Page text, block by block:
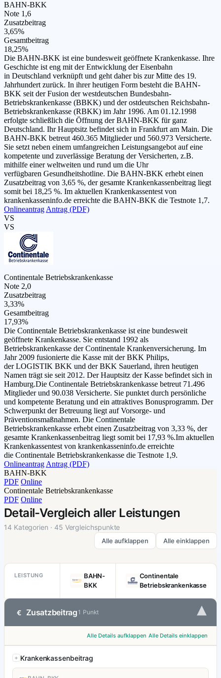
BAHN-BKK
Note 1,6
Zusatzbeitrag
3,65%
Gesamtbeitrag
18,25%
Die BAHN-BKK ist eine bundesweit geöffnete Krankenkasse. Ihre
Geschichte ist eng mit der Entwicklung der Eisenbahn
in Deutschland verknüpft und geht daher bis zur Mitte des 19.
Jahrhundert zurück. In ihrer heutigen Form besteht die BAHN-
BKK seit der Fusion der westdeutschen Bundesbahn-
Betriebskrankenkasse (BBKK) und der ostdeutschen Reichsbahn-
Betriebskrankenkasse (RBKK) im Jahr 1996. Am 01.12.1998
erfolgte schließlich die Öffnung der BAHN-BKK für ganz
Deutschland. Ihr Hauptsitz befindet sich in Frankfurt am Main. Die
BAHN-BKK betreut 460.365 Mitglieder und 560.973 Versicherte.
Sie setzt neben einem umfangreichen Leistungsangebot auf eine
kompetente und zuverlässige Beratung der Versicherten, z.B.
mithilfe einer weltweiten und rund um die Uhr
verfügbaren Gesundheitshotline. Die BAHN-BKK erhebt einen
Zusatzbeitrag von 3,65 %, der gesamte Krankenkassenbeitrag liegt
somit bei 18,25 %. Im aktuellen Krankenkassentest von
krankenkasseninfo.de erreichte die BAHN-BKK die Testnote 1,7.
Onlineantrag Antrag (PDF)
VS
VS
Continentale Betriebskrankenkasse
Note 2,0
Zusatzbeitrag
3,33%
Gesamtbeitrag
17,93%
Die Continentale Betriebskrankenkasse ist eine bundesweit
geöffnete Krankenkasse. Sie entstand 1992 als
Betriebskrankenkasse der Continentale Krankenversicherung. Im
Jahr 2009 fusionierte die Kasse mit der BKK Philips,
der LOGISTIK BKK und der BKK Sauerland, ihren heutigen
Namen trägt sie seit 2012. Der Hauptsitz der Kasse befindet sich in
Hamburg.Die Continentale Betriebskrankenkasse betreut 71.496
Mitglieder und 90.038 Versicherte. Sie punktet durch persönliche
und kompetente Beratung und ein attraktives Bonusprogramm. Der
Schwerpunkt der Betreuung liegt auf Vorsorge- und
Präventionsmaßnahmen. Die Continentale
Betriebskrankenkasse erhebt einen Zusatzbeitrag von 3,33 %, der
gesamte Krankenkassenbeitrag liegt somit bei 17,93 %.Im aktuellen
Krankenkassentest von krankenkasseninfo.de erreichte
die Continentale Betriebskrankenkasse die Testnote 1,9.
Onlineantrag Antrag (PDF)
BAHN-BKK
PDF Online
Continentale Betriebskrankenkasse
PDF Online
Detail-Vergleich aller Leistungen
14 Kategorien · 45 Vergleichspunkte
Alle aufklappen Alle einklappen
LEISTUNG
BAHN-
BKK
Continentale
Betriebskrankenkasse
€ Zusatzbeitrag 1 Punkt ▾
Alle Details aufklappen Alle Details einklappen
Krankenkassenbeitrag